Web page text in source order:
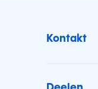
Kontakt